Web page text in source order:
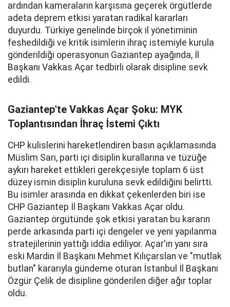
ardından kameraların karşısına geçerek örgütlerde
adeta deprem etkisi yaratan radikal kararları
duyurdu. Türkiye genelinde birçok il yönetiminin
feshedildiği ve kritik isimlerin ihraç istemiyle kurula
gönderildiği operasyonun Gaziantep ayağında, İl
Başkanı Vakkas Açar tedbirli olarak disipline sevk
edildi.
Gaziantep'te Vakkas Açar Şoku: MYK
Toplantısından İhraç İstemi Çıktı
CHP kulislerini hareketlendiren basın açıklamasında
Müslim Sarı, parti içi disiplin kurallarına ve tüzüğe
aykırı hareket ettikleri gerekçesiyle toplam 6 üst
düzey ismin disiplin kuruluna sevk edildiğini belirtti.
Bu isimler arasında en dikkat çekenlerden biri ise
CHP Gaziantep İl Başkanı Vakkas Açar oldu.
Gaziantep örgütünde şok etkisi yaratan bu kararın
perde arkasında parti içi dengeler ve yeni yapılanma
stratejilerinin yattığı iddia ediliyor. Açar'ın yanı sıra
eski Mardin İl Başkanı Mehmet Kılıçarslan ve "mutlak
butlan" kararıyla gündeme oturan İstanbul İl Başkanı
Özgür Çelik de disipline gönderilen diğer ağır toplar
oldu.